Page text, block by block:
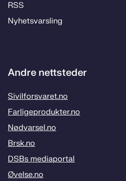
RSS
Ny­hets­­vars­­ling
Andre nettsteder
Sivilforsvaret.no
Farligeprodukter.no
Nødvarsel.no
Brsk.no
DSBs mediaportal
Øvelse.no